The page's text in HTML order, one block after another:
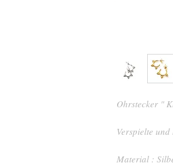
Ohrstecker "
Verspielte
Material :